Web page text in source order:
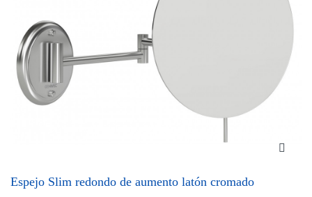
Espejo Slim redondo de aumento latón cromado